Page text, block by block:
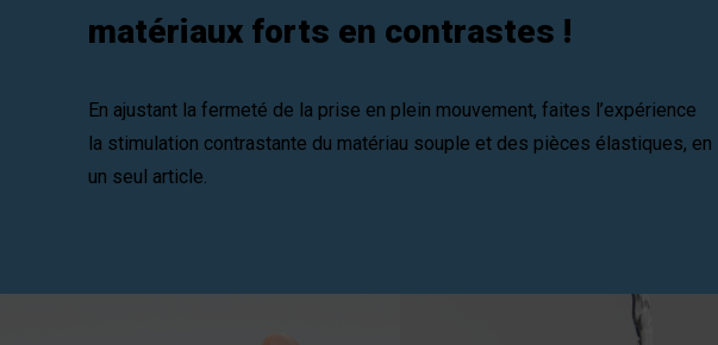
matériaux forts en contrastes !
En ajustant la fermeté de la prise en plein mouvement, faites l’expérience
la stimulation contrastante du matériau souple et des pièces élastiques, en
un seul article.